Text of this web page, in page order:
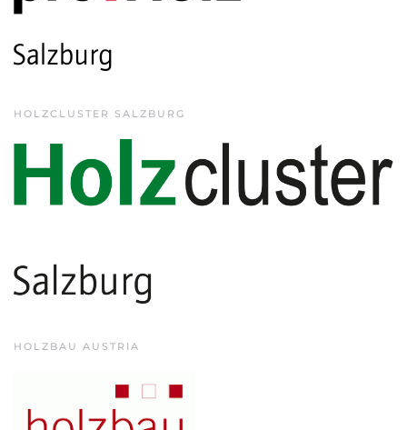
HOLZCLUSTER SALZBURG
HOLZBAU AUSTRIA